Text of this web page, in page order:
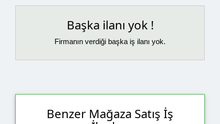
Başka ilanı yok !
Firmanın verdiği başka iş ilanı yok.
Benzer Mağaza Satış İş